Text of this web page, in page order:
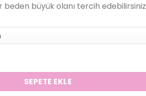
750.00₺.
beden büyük olanı tercih edebilirsiniz
SEPETE EKLE